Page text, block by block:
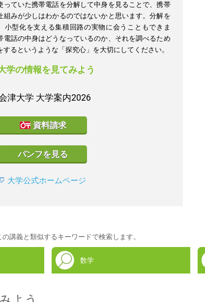
っていた携帯電話を分解して中身を見ることで、携帯
組みが少しはわかるのではないかと思います。分解を
小型化を支える集積回路の実物に会うこともできま
電話の中身はどうなっているのか、それを調べるため
するというような「探究心」を大切にしてください。
学の情報を見てみよう
津大学 大学案内2026
資料請求
パンフを見る
大学公式ホームページ
の講義と類似するキーワードで検索します。
数学